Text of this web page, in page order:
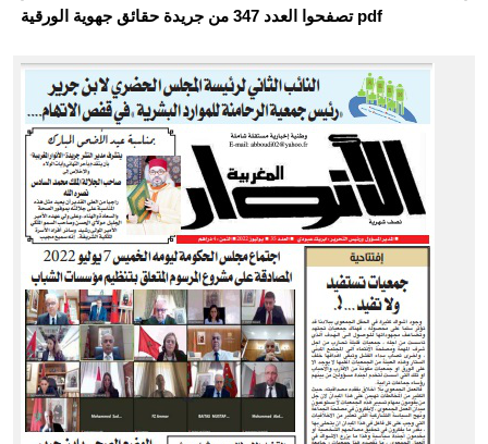
تصفحوا العدد 347 من جريدة حقائق جهوية الورقية pdf